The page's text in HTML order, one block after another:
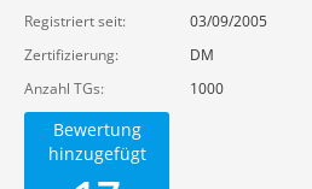
Registriert seit
03/09/2005
Zertifizierung
DM
Anzahl TGs
1000
Bewertung
hinzugefügt